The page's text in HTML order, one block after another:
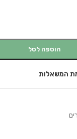
הוספה לסל
המשאלות